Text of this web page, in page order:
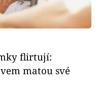
flirtují:
matou své